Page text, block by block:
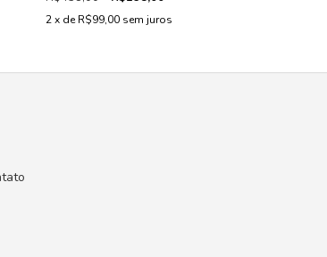
2 x deR$99,00 sem juros